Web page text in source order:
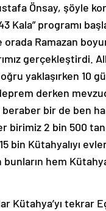
Önsay, şöyle
Kala” programı
orada Ramazan
gerçekleştirdi.
yaklaşırken 10
derken
beraber bir de ben
birimiz 2 bin 500
bin Kütahyalıyı
bunların hem
Kütahya’yı tekrar